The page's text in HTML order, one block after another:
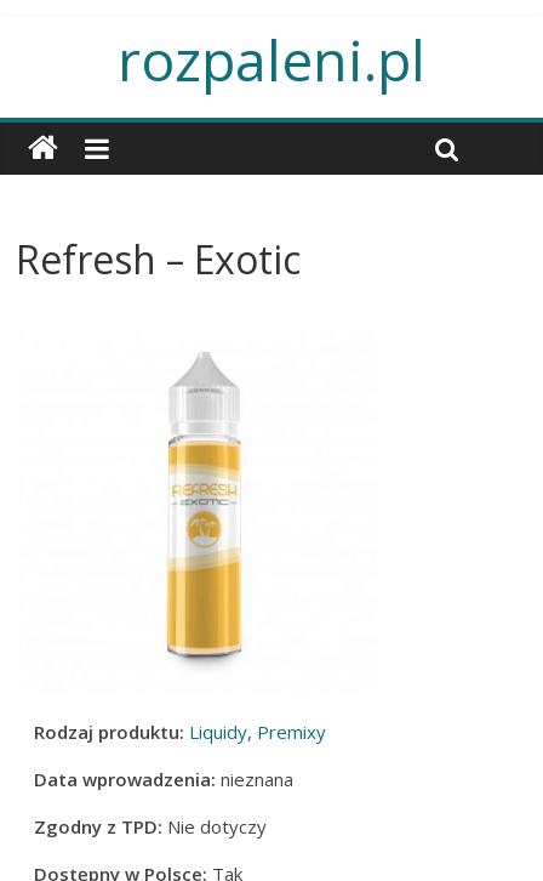
rozpaleni.pl
Refresh – Exotic
Rodzaj produktu: Liquidy, Premixy
Data wprowadzenia:nieznana
Zgodny z TPD: Nie dotyczy
Dostępny w Polsce: Tak